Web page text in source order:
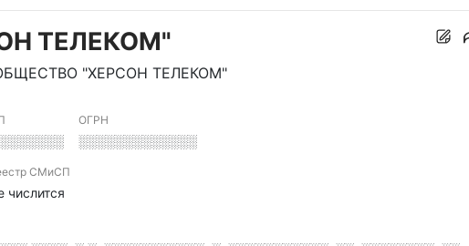
ТЕЛЕКОМ"
"ХЕРСОН ТЕЛЕКОМ"
ОГРН
░░░░░░░░░░░░░
СМиСП
числится